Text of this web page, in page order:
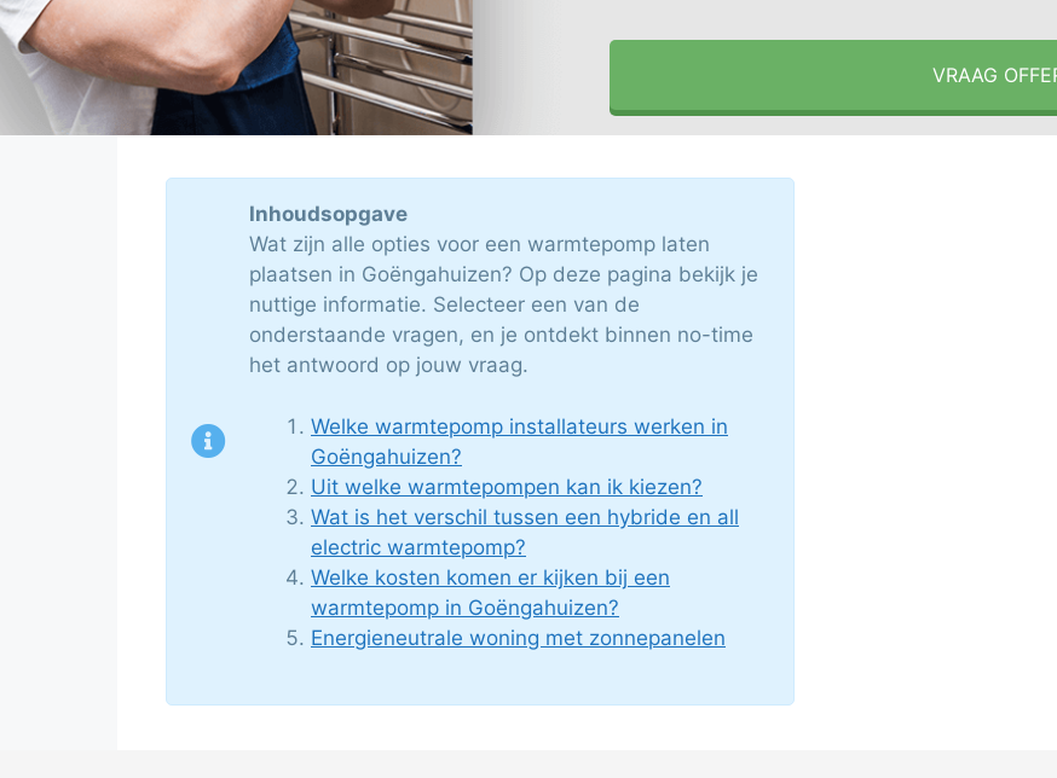
VRAAG
Inhoudsopgave
Wat zijn alle opties voor een warmtepomp laten
plaatsen in Goëngahuizen? Op deze pagina bekijk je
nuttige informatie. Selecteer een van de
onderstaande vragen, en je ontdekt binnen no-time
het antwoord op jouw vraag.
Welke warmtepomp installateurs werken in
Goëngahuizen?
Uit welke warmtepompen kan ik kiezen?
Wat is het verschil tussen een hybride en all
electric warmtepomp?
Welke kosten komen er kijken bij een
warmtepomp in Goëngahuizen?
Energieneutrale woning met zonnepanelen